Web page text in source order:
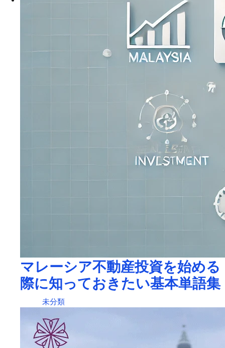
マレーシア不動産投資を始める
際に知っておきたい基本単語集
未分類